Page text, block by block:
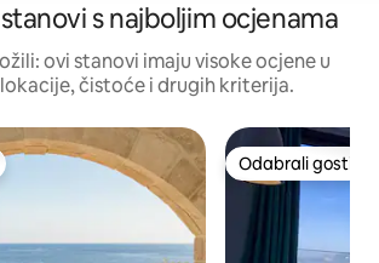
s najboljim ocjenama
ovi stanovi imaju visoke ocjene u
čistoće i drugih kriterija.
Odabrali gosti
Odabrali gosti